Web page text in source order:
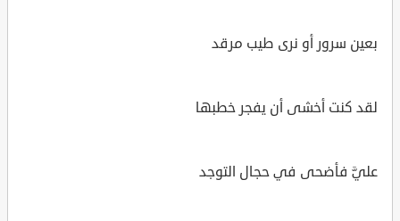
بعين سرور أو نرى طيب مرقد
لقد كنت أخشى أن يفجر خطبها
عليَّ فأضحى في حجال التوجد